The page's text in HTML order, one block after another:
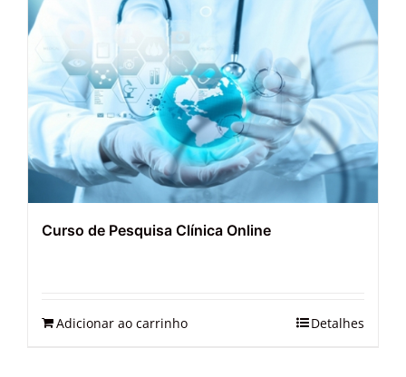
Curso de Pesquisa Clínica Online
Adicionar ao carrinho Detalhes